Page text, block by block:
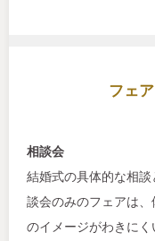
フェ
相談会
結婚式の具体的な相
談会のみのフェアは
のイメージがわきに